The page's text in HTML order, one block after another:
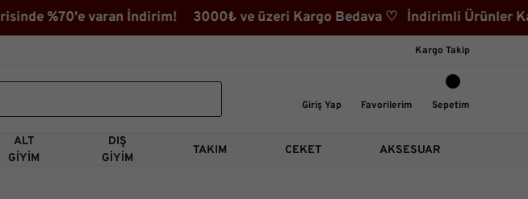
varan İndirim! 3000₺ ve üzeri Kargo Bedava ♡ İndirimli Ürünler
Kargo Takip
Giriş Yap Favorilerim Sepetim
ALT
GIYIM
DIŞ
GIYIM
TAKIM CEKET AKSESUAR